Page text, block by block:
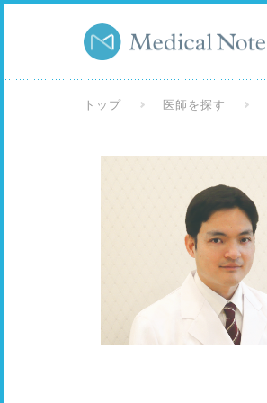
トップ 医師を探す